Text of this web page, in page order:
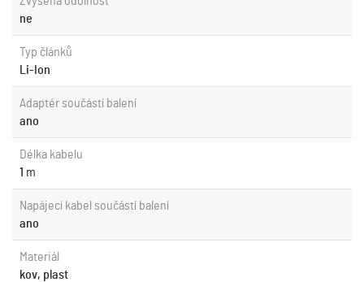
ne
Typ článků
Li-Ion
Adaptér součástí balení
ano
Délka kabelu
1 m
Napájecí kabel součástí balení
ano
Materiál
kov, plast